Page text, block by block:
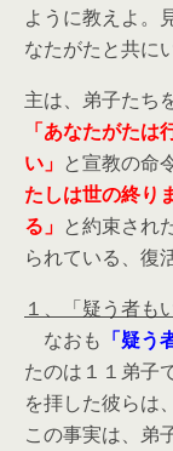
ように教えよ。
なたがたと共に
主は、弟子たち
「あなたがた
い」 と宣教の命
たしは世の終り
る」 と約束され
られている、復
１、「疑う者も
なおも 「疑う
たのは１１弟子
を拝した彼らは
この事実は、弟